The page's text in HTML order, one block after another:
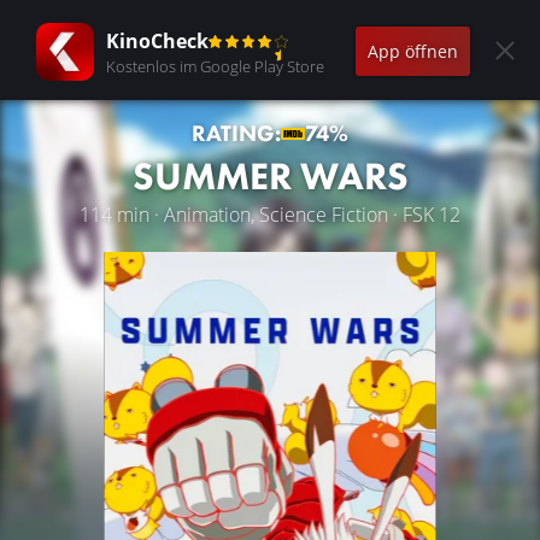
KinoCheck
Kostenlos im Google Play Store
App öffnen
RATING: 74%
SUMMER WARS
114 min · Animation, Science Fiction · FSK 12